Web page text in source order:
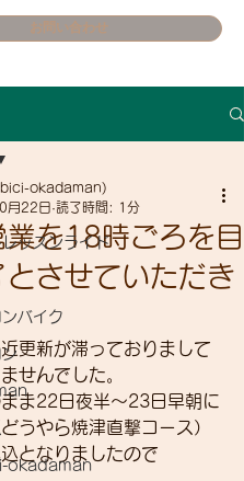
お問い合わせ
ッスンライド
バイク
ン
okadaman
業を18時ごろを目
とさせていただき
okadaman)
月22日 読了時間: 1分
更新が滞っておりまして
せんでした。
ま22日夜半～23日早朝に
うやら焼津直撃コース）
となりましたので